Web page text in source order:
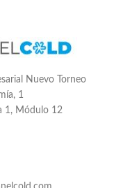
Nuevo Torneo
1
1, Módulo 12